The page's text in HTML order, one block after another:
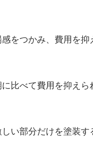
をつかみ、費用を抑
比べて費用を抑えら
い部分だけを塗装